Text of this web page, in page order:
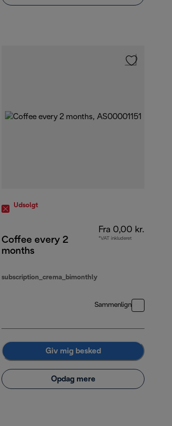
Udsolgt
Coffee every 2
months
subscription_crema_bimonthly
Fra 0,00 kr.
*VAT inkluderet
Sammenlign
Giv mig besked
Opdag mere